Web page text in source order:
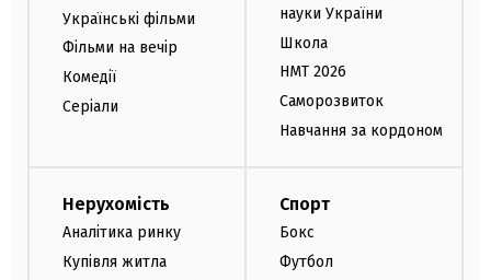
Українські фільми
Фільми на вечір
Комедії
Серіали
науки України
Школа
НМТ 2026
Саморозвиток
Навчання за кордоном
Нерухомість
Аналітика ринку
Купівля житла
Спорт
Бокс
Футбол